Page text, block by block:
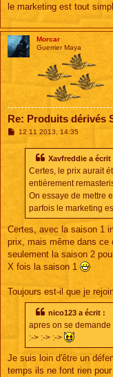
le marketing est tout
Morcar
Guerrier Maya
Re: Produits dérivés
M
12 11 2013, 14:35
Xavfreddie a écrit
Certes, le prix aurait
entièrement
On essaye de mettre
parfois le marketing
Certes, avec la saison 1
prix, mais même dans ce
seulement la saison 2
X fois la saison 1
Toujours est-il que je
nico123 a écrit :
apres on se
:-> :-> :->
Je suis loin d'être un
temps ils ne font rien